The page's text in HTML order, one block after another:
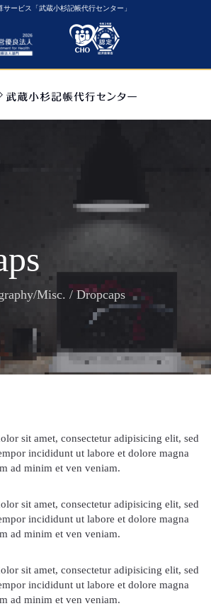
ービス「武蔵小杉記帳代行センター」
Misc. / Dropcaps
sit amet, consectetur adipisicing elit, sed
incididunt ut labore et dolore magna
ad minim et ven veniam.
sit amet, consectetur adipisicing elit, sed
incididunt ut labore et dolore magna
ad minim et ven veniam.
sit amet, consectetur adipisicing elit, sed
incididunt ut labore et dolore magna
ad minim et ven veniam.